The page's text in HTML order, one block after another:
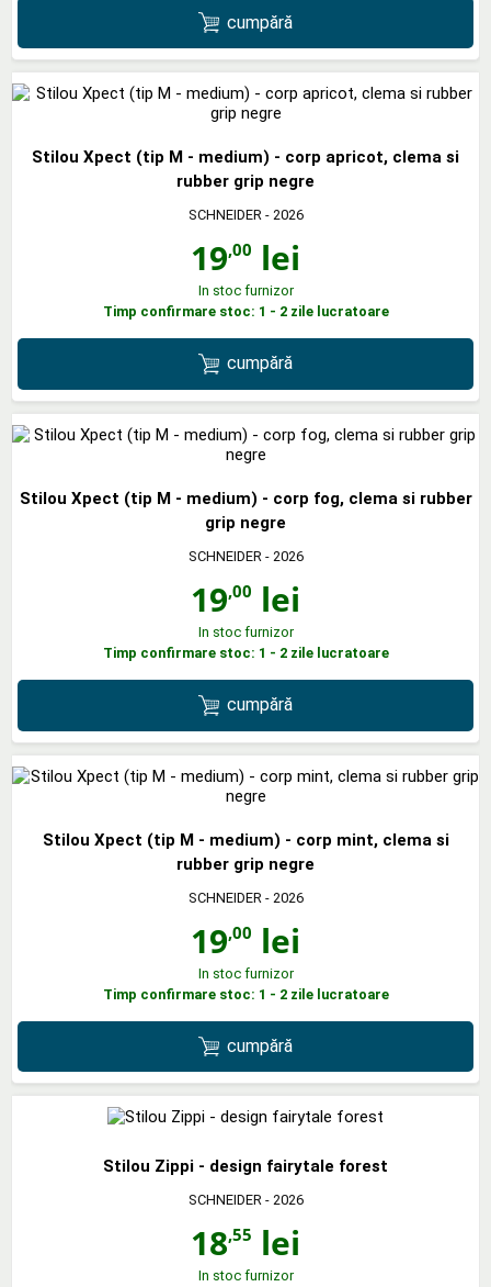
cumpără
Stilou Xpect (tip M - medium) - corp apricot, clema si
rubber grip negre
SCHNEIDER- 2026
19,00 lei
In stoc furnizor
Timp confirmare stoc: 1 - 2 zile lucratoare
cumpără
Stilou Xpect (tip M - medium) - corp fog, clema si rubber
grip negre
SCHNEIDER - 2026
19,00 lei
In stoc furnizor
Timp confirmare stoc: 1 - 2 zile lucratoare
cumpără
Stilou Xpect (tip M - medium) - corp mint, clema si
rubber grip negre
SCHNEIDER - 2026
19,00 lei
In stoc furnizor
Timp confirmare stoc: 1 - 2 zile lucratoare
cumpără
Stilou Zippi - design fairytale forest
SCHNEIDER- 2026
18,55 lei
In stoc furnizor